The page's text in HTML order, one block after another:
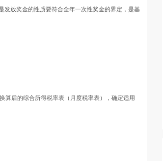
发放奖金的性质要符合全年一次性奖金的界定，是基
算后的综合所得税率表（月度税率表），确定适用